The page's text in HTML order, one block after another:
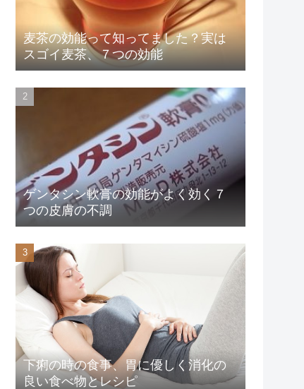
麦茶の効能って知ってました？実は
スゴイ麦茶、７つの効能
ゲンタシン軟膏の効能がよく効く７
つの皮膚の不調
下痢の時の食事、胃に優しく消化の
良い食べ物とレシピ